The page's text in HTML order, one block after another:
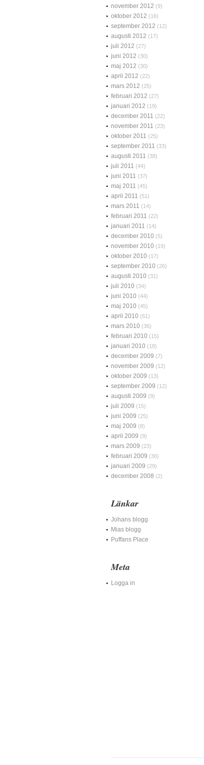
november 2012 (9)
oktober 2012 (16)
september 2012 (12)
augusti 2012 (17)
juli 2012 (27)
juni 2012 (30)
maj 2012 (30)
april 2012 (22)
mars 2012 (25)
februari 2012 (27)
januari 2012 (19)
december 2011 (22)
november 2011 (23)
oktober 2011 (25)
september 2011 (33)
augusti 2011 (38)
juli 2011 (44)
juni 2011 (37)
maj 2011 (45)
april 2011 (51)
mars 2011 (14)
februari 2011 (22)
januari 2011 (14)
december 2010 (5)
november 2010 (19)
oktober 2010 (17)
september 2010 (26)
augusti 2010 (31)
juli 2010 (34)
juni 2010 (44)
maj 2010 (45)
april 2010 (61)
mars 2010 (36)
februari 2010 (15)
januari 2010 (18)
december 2009 (7)
november 2009 (12)
oktober 2009 (13)
september 2009 (12)
augusti 2009 (9)
juli 2009 (15)
juni 2009 (25)
maj 2009 (8)
april 2009 (9)
mars 2009 (23)
februari 2009 (36)
januari 2009 (29)
december 2008 (2)
Länkar
Johans blogg
Mias blogg
Puffans Place
Meta
Logga in